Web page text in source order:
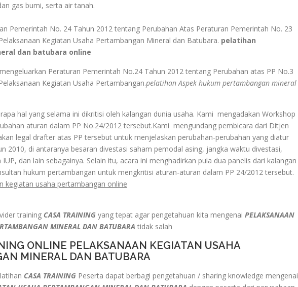
gas bumi, serta air tanah.
Pemerintah No. 24 Tahun 2012 tentang Perubahan Atas Peraturan Pemerintah No. 23
Kegiatan Usaha Pertambangan Mineral dan Batubara. pelatihan
dan batubara online
Peraturan Pemerintah No.24 Tahun 2012 tentang Perubahan atas PP No.3
Kegiatan Usaha Pertambangan.pelatihan Aspek hukum pertambangan mineral
hal yang selama ini dikritisi oleh kalangan dunia usaha. Kami mengadakan Workshop
aturan dalam PP No.24/2012 tersebut.Kami mengundang pembicara dari Ditjen
legal drafter atas PP tersebut untuk menjelaskan perubahan-perubahan yang diatur
2010, di antaranya besaran divestasi saham pemodal asing, jangka waktu divestasi,
dan lain sebagainya. Selain itu, acara ini menghadirkan pula dua panelis dari kalangan
hukum pertambangan untuk mengkritisi aturan-aturan dalam PP 24/2012 tersebut.
kegiatan usaha pertambangan online
training CASA TRAINING yang tepat agar pengetahuan kita mengenai PELAKSANAAN
MINERAL DAN BATUBARA tidak salah
ONLINE PELAKSANAAN KEGIATAN USAHA
MINERAL DAN BATUBARA
CASA TRAINING Peserta dapat berbagi pengetahuan / sharing knowledge mengenai